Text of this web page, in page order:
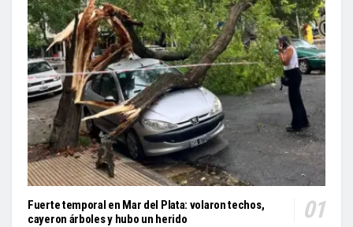
Fuerte temporal en Mar del Plata: volaron techos,
cayeron árboles y hubo un herido